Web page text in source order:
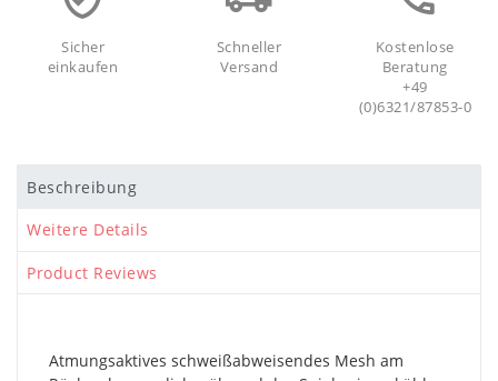
Sicher
einkaufen
Schneller
Versand
Kostenlose
Beratung
+49
(0)6321/87853-0
Beschreibung
Weitere Details
Product Reviews
Atmungsaktives schweißabweisendes Mesh am